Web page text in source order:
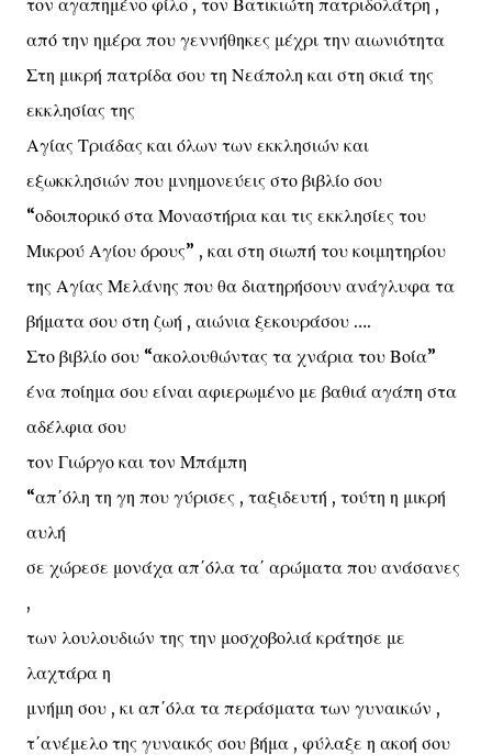
τον αγαπημένο φίλο , τον Βατικιώτη πατριδολάτρη ,
από την ημέρα που γεννήθηκες μέχρι την αιωνιότητα
Στη μικρή πατρίδα σου τη Νεάπολη και στη σκιά της
εκκλησίας της
Αγίας Τριάδας και όλων των εκκλησιών και
εξωκκλησιών που μνημονεύεις στο βιβλίο σου
“οδοιπορικό στα Μοναστήρια και τις εκκλησίες του
Μικρού Αγίου όρους” , και στη σιωπή του κοιμητηρίου
της Αγίας Μελάνης που θα διατηρήσουν ανάγλυφα τα
βήματα σου στη ζωή , αιώνια ξεκουράσου ….
Στο βιβλίο σου “ακολουθώντας τα χνάρια του Βοία”
ένα ποίημα σου είναι αφιερωμένο με βαθιά αγάπη στα
αδέλφια σου
τον Γιώργο και τον Μπάμπη
“απ΄όλη τη γη που γύρισες , ταξιδευτή , τούτη η μικρή
αυλή
σε χώρεσε μονάχα απ΄όλα τα΄ αρώματα που ανάσανες
,
των λουλουδιών της την μοσχοβολιά κράτησε με
λαχτάρα η
μνήμη σου , κι απ΄όλα τα περάσματα των γυναικών ,
τ΄ανέμελο της γυναικός σου βήμα , φύλαξε η ακοή σου